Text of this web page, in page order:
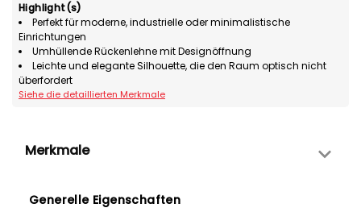
Highlight(s)
Perfekt für moderne, industrielle oder minimalistische
Einrichtungen
Umhüllende Rückenlehne mit Designöffnung
Leichte und elegante Silhouette, die den Raum optisch nicht
überfordert
Siehe die detaillierten Merkmale
Merkmale
Generelle Eigenschaften